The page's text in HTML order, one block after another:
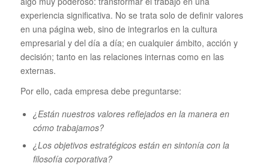
experiencia significativa. No se trata solo de definir valores
en una página web, sino de integrarlos en la cultura
empresarial y del día a día; en cualquier ámbito, acción y
decisión; tanto en las relaciones internas como en las
externas.
Por ello, cada empresa debe preguntarse:
¿Están nuestros valores reflejados en la manera en
cómo trabajamos?
¿Los objetivos estratégicos están en sintonía con la
filosofía corporativa?